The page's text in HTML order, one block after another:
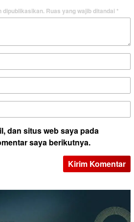
dipublikasikan. Ruas yang wajib ditandai*
dan situs web saya pada
saya berikutnya.